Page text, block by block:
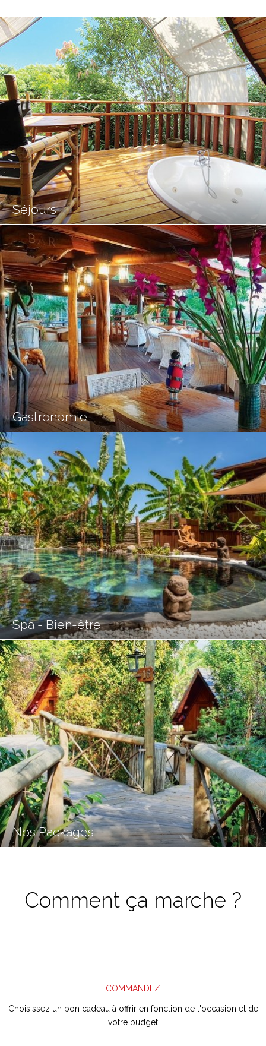
Séjours
Gastronomie
Spa - Bien-être
Nos Packages
Comment ça marche ?
COMMANDEZ
Choisissez un bon cadeau à offrir en fonction de l'occasion et de
votre budget